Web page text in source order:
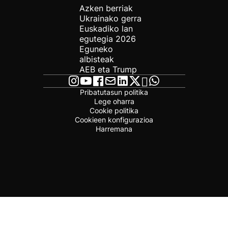
Azken berriak
Ukrainako gerra
Euskadiko lan
egutegia 2026
Eguneko
albisteak
AEB eta Trump
Pribatutasun politika
Lege oharra
Cookie politika
Cookieen konfigurazioa
Harremana